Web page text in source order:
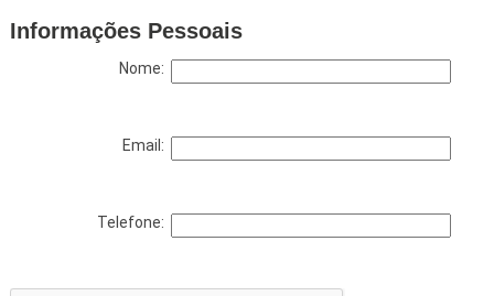
Informações Pessoais
Nome:
Email:
Telefone: